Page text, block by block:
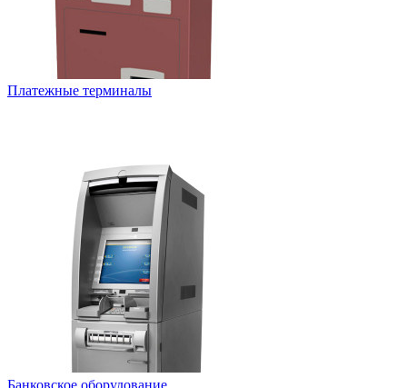
Платежные терминалы
Банковское оборудование